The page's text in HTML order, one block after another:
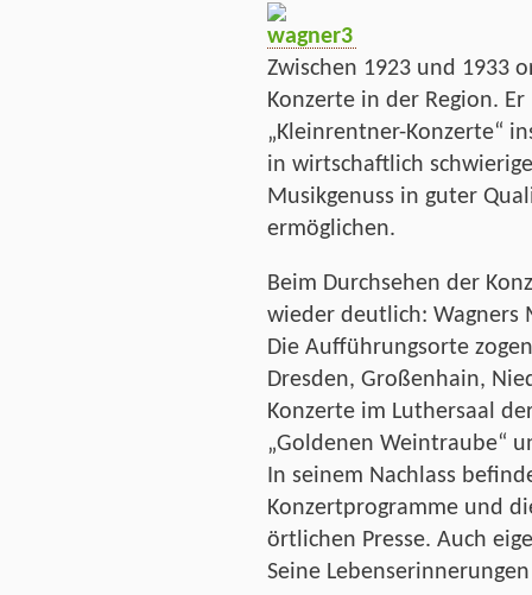
Zwischen 1923 und 1933
Konzerte in der Region.
„Kleinrentner-Konzerte“
in wirtschaftlich
Musikgenuss in guter
ermöglichen.
Beim Durchsehen der
wieder deutlich: Wagners
Die Aufführungsorte
Dresden, Großenhain,
Konzerte im Luthersaal
„Goldenen Weintraube“
In seinem Nachlass
Konzertprogramme und
örtlichen Presse. Auch
Seine